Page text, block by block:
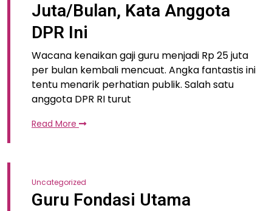
Juta/Bulan, Kata Anggota
DPR Ini
Wacana kenaikan gaji guru menjadi Rp 25 juta
per bulan kembali mencuat. Angka fantastis ini
tentu menarik perhatian publik. Salah satu
anggota DPR RI turut
Read More
Uncategorized
Guru Fondasi Utama